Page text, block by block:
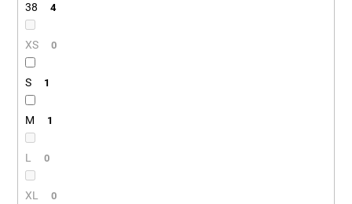
38 4
XS 0
S 1
M 1
L 0
XL 0